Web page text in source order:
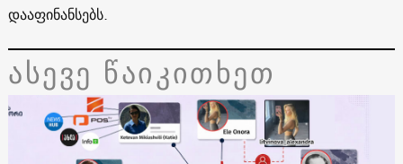
დააფინანსებს.
ასევე წაიკითხეთ